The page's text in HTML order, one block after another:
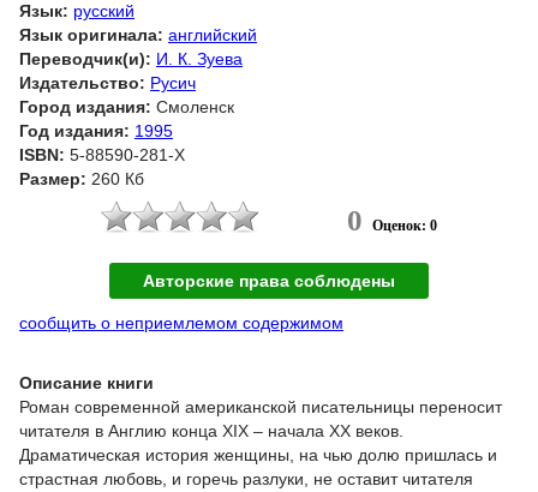
Язык: русский
Язык оригинала: английский
Переводчик(и): И. К. Зуева
Издательство: Русич
Город издания: Смоленск
Год издания: 1995
ISBN: 5-88590-281-Х
Размер: 260 Кб
0 Оценок: 0
Авторские права соблюдены
сообщить о неприемлемом содержимом
Описание книги
Роман современной американской писательницы переносит
читателя в Англию конца XIX – начала XX веков.
Драматическая история женщины, на чью долю пришлась и
страстная любовь, и горечь разлуки, не оставит читателя